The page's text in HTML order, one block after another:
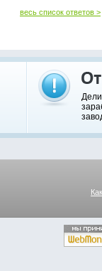
весь список ответов >